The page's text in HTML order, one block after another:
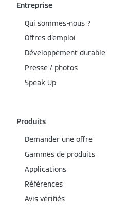
Entreprise
Qui sommes-nous ?
Offres d'emploi
Développement durable
Presse / photos
Speak Up
Produits
Demander une offre
Gammes de produits
Applications
Références
Avis vérifiés